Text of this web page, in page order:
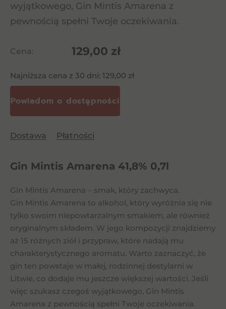
wyjątkowego, Gin Mintis Amarena z
pewnością spełni Twoje oczekiwania.
Cena: 129,00 zł
Najniższa cena z 30 dni: 129,00 zł
Dostawa Płatności
Gin Mintis Amarena 41,8% 0,7l
Gin Mintis Amarena – smak, który zachwyca.
Gin Mintis Amarena to alkohol, który wyróżnia się nie
tylko swoim niepowtarzalnym smakiem, ale również
oryginalnym składem. W jego kompozycji znajdziemy
aż 15 różnych ziół i przypraw, które nadają mu
charakterystycznego aromatu. Warto zaznaczyć, że
gin ten powstaje w małej, rodzinnej destylarni w
Litwie, co dodaje mu jeszcze większej wartości. Jeśli
więc szukasz czegoś wyjątkowego, Gin Mintis
Amarena z pewnością spełni Twoje oczekiwania.